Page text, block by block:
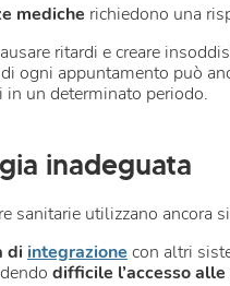
mediche richiedono una
ritardi e creare
ogni appuntamento può
in un determinato periodo.
inadeguata
sanitarie utilizzano ancora
di integrazione con altri
difficile l’accesso